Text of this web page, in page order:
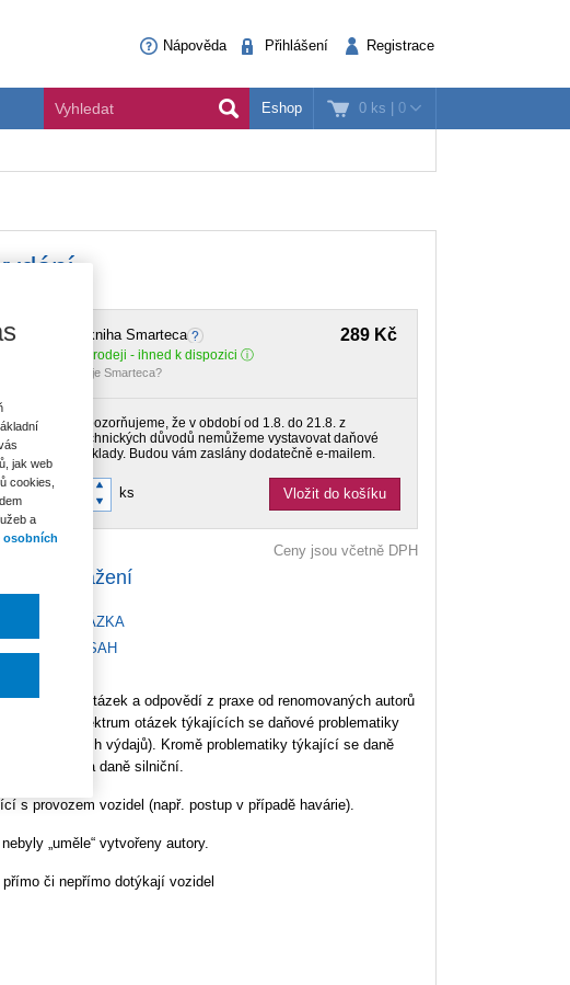
Nápověda Přihlášení Registrace
0 ks | 0
Eshop
289 Kč
E-kniha Smarteca
V prodeji - ihned k dispozici
Co je Smarteca?
Upozorňujeme, že v období od 1.8. do 21.8. z
technických důvodů nemůžeme vystavovat daňové
doklady. Budou vám zaslány dodatečně e-mailem.
ks Vložit do košíku
Ceny jsou včetně DPH
Ke stažení
UKÁZKA
OBSAH
130 otázek a odpovědí z praxe od renomovaných autorů
je široké spektrum otázek týkajících se daňové problematiky
jízdních výdajů). Kromě problematiky týkající se daně
se DPH a daně silniční.
s provozem vozidel (např. postup v případě havárie).
„uměle“ vytvořeny autory.
či nepřímo dotýkají vozidel
jak web
cookies,
a
osobních